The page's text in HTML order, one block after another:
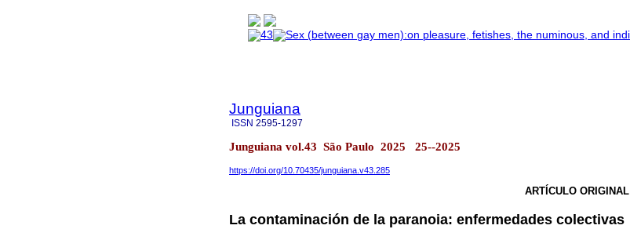
Junguiana
ISSN 2595-1297
Junguiana vol.43 São Paulo 2025 25--2025
https://doi.org/10.70435/junguiana.v43.285
ARTÍCULO ORIGINAL
La contaminación de la paranoia: enfermedades colectivas